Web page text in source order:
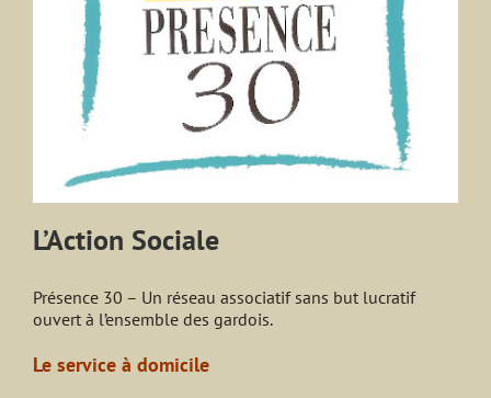
L’Action Sociale
Présence 30 – Un réseau associatif sans but lucratif
ouvert à l’ensemble des gardois.
Le service à domicile